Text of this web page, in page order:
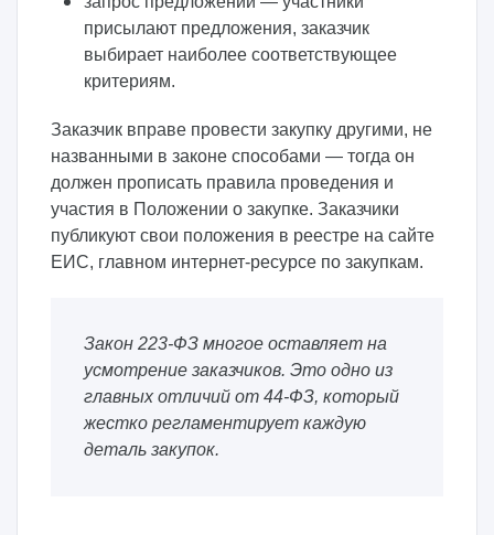
присылают предложения, заказчик
выбирает наиболее соответствующее
критериям.
Заказчик вправе провести закупку другими, не
названными в законе способами — тогда он
должен прописать правила проведения и
участия в Положении о закупке. Заказчики
публикуют свои положения в реестре на сайте
ЕИС, главном интернет-ресурсе по закупкам.
Закон 223-ФЗ многое оставляет на
усмотрение заказчиков. Это одно из
главных отличий от 44-ФЗ, который
жестко регламентирует каждую
деталь закупок.